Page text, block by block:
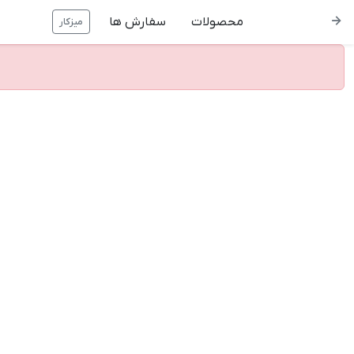
محصولات سفارش ها میزکار